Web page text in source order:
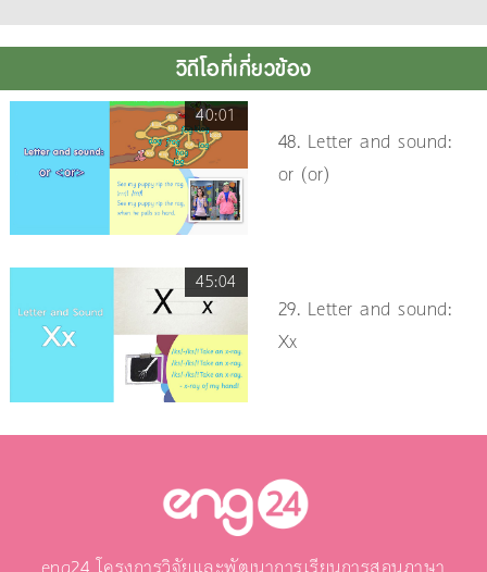
วิดีโอที่เกี่ยวข้อง
40:01
48. Letter and sound:
or (or)
45:04
29. Letter and sound:
Xx